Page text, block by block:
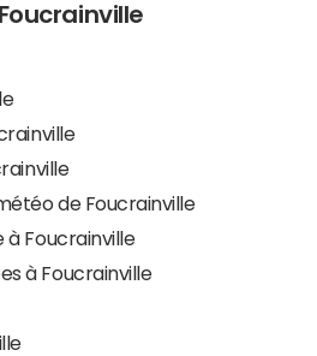
de Foucrainville
à Foucrainville
à Foucrainville